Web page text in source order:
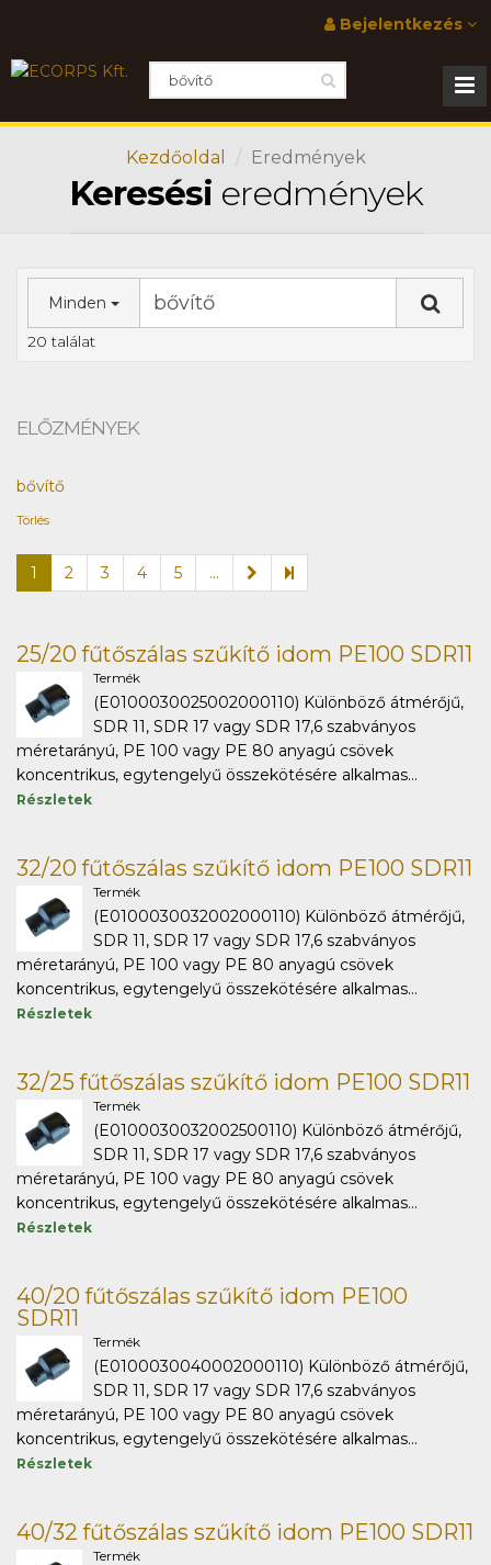
Bejelentkezés
Kezdőoldal Eredmények
Keresési eredmények
Minden
20 találat
ELŐZMÉNYEK
bővítő
Törlés
1 2 3 4 5 ...
25/20 fűtőszálas szűkítő idom PE100 SDR11
Termék
(E0100030025002000110) Különböző átmérőjű,
SDR 11, SDR 17 vagy SDR 17,6 szabványos
méretarányú, PE 100 vagy PE 80 anyagú csövek
koncentrikus, egytengelyű összekötésére alkalmas...
Részletek
32/20 fűtőszálas szűkítő idom PE100 SDR11
Termék
(E0100030032002000110) Különböző átmérőjű,
SDR 11, SDR 17 vagy SDR 17,6 szabványos
méretarányú, PE 100 vagy PE 80 anyagú csövek
koncentrikus, egytengelyű összekötésére alkalmas...
Részletek
32/25 fűtőszálas szűkítő idom PE100 SDR11
Termék
(E0100030032002500110) Különböző átmérőjű,
SDR 11, SDR 17 vagy SDR 17,6 szabványos
méretarányú, PE 100 vagy PE 80 anyagú csövek
koncentrikus, egytengelyű összekötésére alkalmas...
Részletek
40/20 fűtőszálas szűkítő idom PE100
SDR11
Termék
(E0100030040002000110) Különböző átmérőjű,
SDR 11, SDR 17 vagy SDR 17,6 szabványos
méretarányú, PE 100 vagy PE 80 anyagú csövek
koncentrikus, egytengelyű összekötésére alkalmas...
Részletek
40/32 fűtőszálas szűkítő idom PE100 SDR11
Termék